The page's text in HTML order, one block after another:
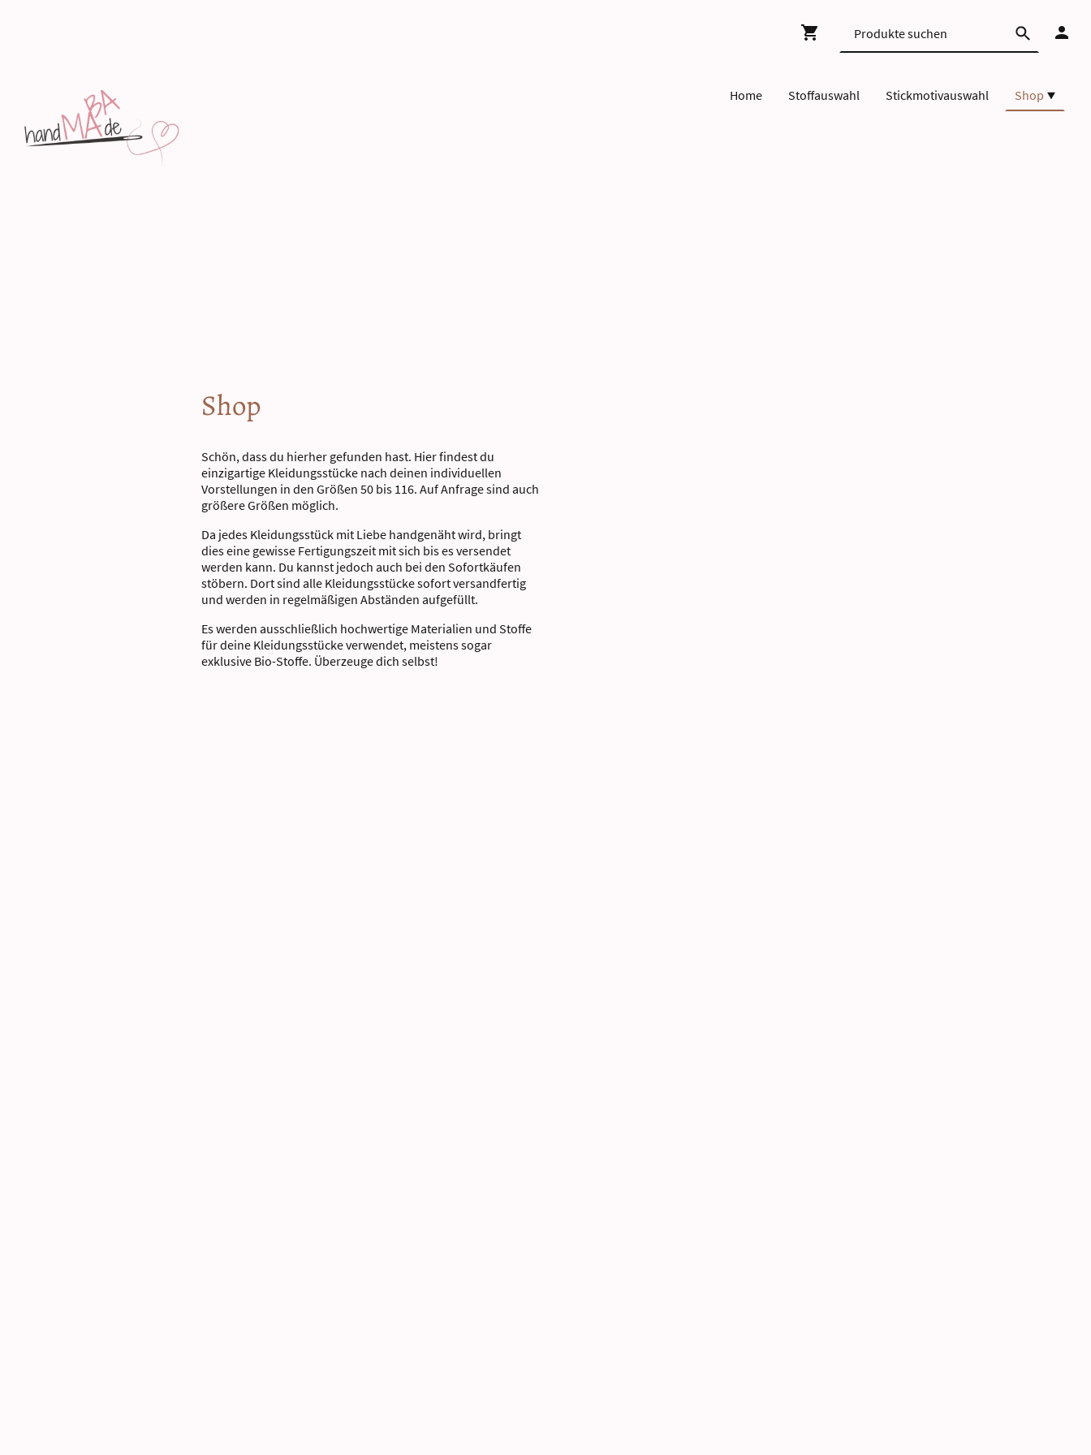
Home Stoffauswahl Stickmotivauswahl Shop
Shop
Schön, dass du hierher gefunden hast. Hier findest du
einzigartige Kleidungsstücke nach deinen individuellen
Vorstellungen in den Größen 50 bis 116. Auf Anfrage sind auch
größere Größen möglich.
Da jedes Kleidungsstück mit Liebe handgenäht wird, bringt
dies eine gewisse Fertigungszeit mit sich bis es versendet
werden kann. Du kannst jedoch auch bei den Sofortkäufen
stöbern. Dort sind alle Kleidungsstücke sofort versandfertig
und werden in regelmäßigen Abständen aufgefüllt.
Es werden ausschließlich hochwertige Materialien und Stoffe
für deine Kleidungsstücke verwendet, meistens sogar
exklusive Bio-Stoffe. Überzeuge dich selbst!